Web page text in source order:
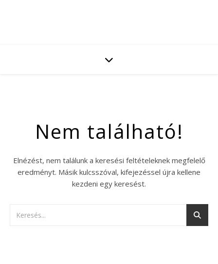
Nem található!
Elnézést, nem találunk a keresési feltételeknek megfelelő
eredményt. Másik kulcsszóval, kifejezéssel újra kellene
kezdeni egy keresést.